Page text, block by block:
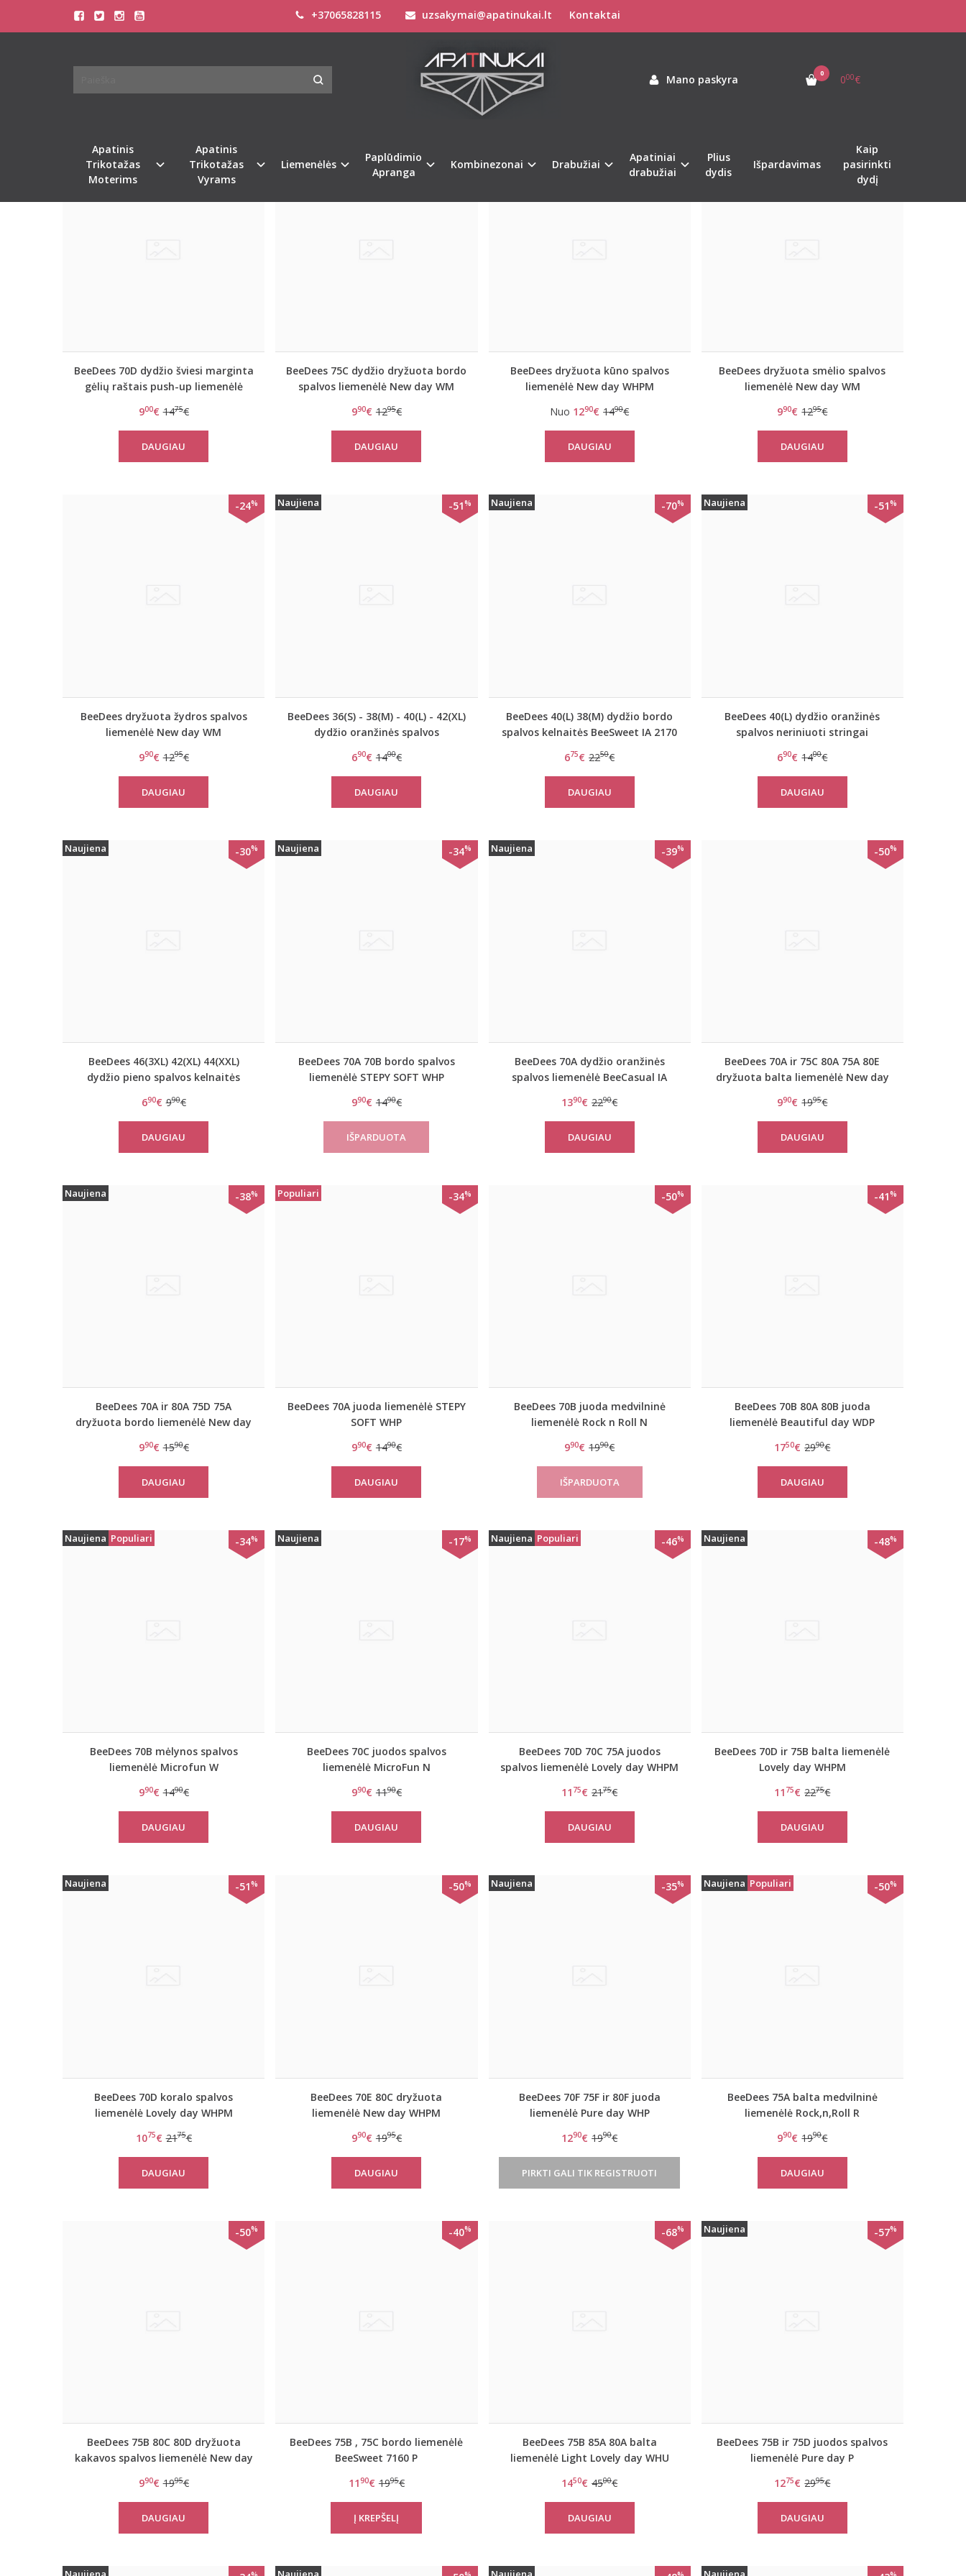
+37065828115 uzsakymai@apatinukai.lt Kontaktai
Mano paskyra 0 000€
Apatinis
Trikotažas
Moterims
Apatinis
Trikotažas
Vyrams
Liemenėlės
Paplūdimio
Apranga
Kombinezonai Drabužiai
Apatiniai
drabužiai
Plius
dydis
Išpardavimas
Kaip
pasirinkti
dydį
PREKIŲ PAIEŠKA - BEEDEES
Naujiena -39
BeeDees 70D dydžio šviesi marginta
gėlių raštais push-up liemenėlė
900€ 1475€
DAUGIAU
Naujiena -24
BeeDees 75C dydžio dryžuota bordo
spalvos liemenėlė New day WM
990€ 1295€
DAUGIAU
Naujiena -13
BeeDees dryžuota kūno spalvos
liemenėlė New day WHPM
Nuo 1290€ 1490€
DAUGIAU
-24
BeeDees dryžuota smėlio spalvos
liemenėlė New day WM
990€ 1295€
DAUGIAU
-24%
BeeDees dryžuota žydros spalvos
liemenėlė New day WM
990€ 1295€
DAUGIAU
Naujiena -51%
BeeDees 36(S) - 38(M) - 40(L) - 42(XL)
dydžio oranžinės spalvos
3172 Hipster
690€ 1400€
DAUGIAU
Naujiena -70%
BeeDees 40(L) 38(M) dydžio bordo
spalvos kelnaitės BeeSweet IA 2170
675€ 2250€
DAUGIAU
Naujiena -51%
BeeDees 40(L) dydžio oranžinės
spalvos neriniuoti stringai
690€ 1400€
DAUGIAU
Naujiena -30%
BeeDees 46(3XL) 42(XL) 44(XXL)
dydžio pieno spalvos kelnaitės
690€ 990€
DAUGIAU
Naujiena -34%
BeeDees 70A 70B bordo spalvos
liemenėlė STEPY SOFT WHP
990€ 1490€
Naujiena -39%
BeeDees 70A dydžio oranžinės
spalvos liemenėlė BeeCasual IA
1390€ 2290€
DAUGIAU
-50%
BeeDees 70A ir 75C 80A 75A 80E
dryžuota balta liemenėlė New day
990€ 1995€
DAUGIAU
Naujiena -38%
BeeDees 70A ir 80A 75D 75A
dryžuota bordo liemenėlė New day
990€ 1590€
DAUGIAU
Populiari -34%
BeeDees 70A juoda liemenėlė STEPY
SOFT WHP
990€ 1490€
DAUGIAU
-50%
BeeDees 70B juoda medvilninė
liemenėlė Rock n Roll N
990€ 1990€
-41%
BeeDees 70B 80A 80B juoda
liemenėlė Beautiful day WDP
1750€ 2990€
DAUGIAU
Naujiena Populiari -34%
BeeDees 70B mėlynos spalvos
liemenėlė Microfun W
990€ 1490€
DAUGIAU
Naujiena -17%
BeeDees 70C juodos spalvos
liemenėlė MicroFun N
990€ 1190€
DAUGIAU
Naujiena Populiari -46%
BeeDees 70D 70C 75A juodos
spalvos liemenėlė Lovely day WHPM
11 75€ 2175€
DAUGIAU
Naujiena -48%
BeeDees 70D ir 75B balta liemenėlė
Lovely day WHPM
11 75€ 2275€
DAUGIAU
Naujiena -51%
BeeDees 70D koralo spalvos
liemenėlė Lovely day WHPM
1075€ 2175€
DAUGIAU
-50%
BeeDees 70E 80C dryžuota
liemenėlė New day WHPM
990€ 1995€
DAUGIAU
Naujiena -35%
BeeDees 70F 75F ir 80F juoda
liemenėlė Pure day WHP
1290€ 1990€
PIRKTI GALI TIK REGISTRUOTI
Naujiena Populiari -50%
BeeDees 75A balta medvilninė
liemenėlė Rock,n,Roll R
990€ 1990€
DAUGIAU
-50%
BeeDees 75B 80C 80D dryžuota
kakavos spalvos liemenėlė New day
990€ 1995€
DAUGIAU
-40%
BeeDees 75B , 75C bordo liemenėlė
BeeSweet 7160 P
1190€ 1995€
-68%
BeeDees 75B 85A 80A balta
liemenėlė Light Lovely day WHU
1450€ 4500€
DAUGIAU
Naujiena -57%
BeeDees 75B ir 75D juodos spalvos
liemenėlė Pure day P
1275€ 2995€
DAUGIAU